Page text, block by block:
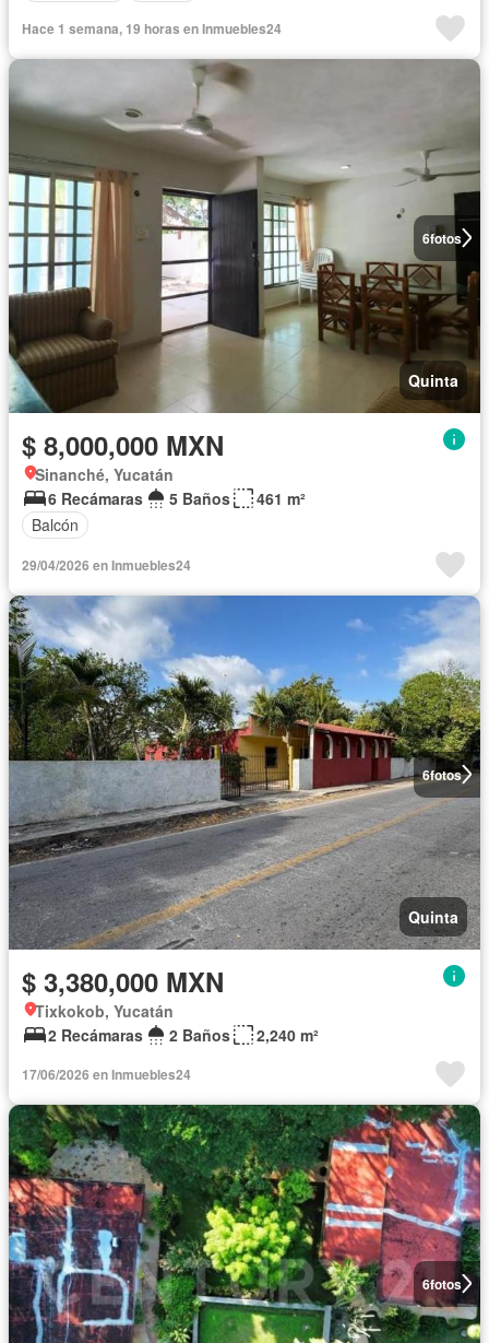
Hace 1 semana, 19 horas en Inmuebles24
6fotos
Quinta
$ 8,000,000 MXN
Sinanché, Yucatán
6 Recámaras
5 Baños
461 m²
Balcón
29/04/2026 en Inmuebles24
6fotos
Quinta
$ 3,380,000 MXN
Tixkokob, Yucatán
2 Recámaras
2 Baños 2,240 m²
17/06/2026 en Inmuebles24
6fotos